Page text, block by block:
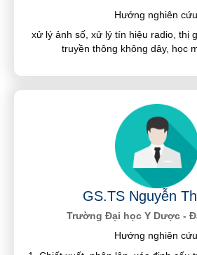
Hướng nghiên
xử lý ảnh số, xử lý tín hiệu radio, thị
truyền thông không dây, học
GS.TS Nguyễn
Trường Đại học Y Dược -
Hướng nghiên